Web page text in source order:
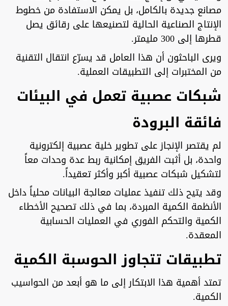
مصانع جديدة بالكامل، بل يمكن الاستفادة من خطوط
الإنتاج الصناعية الحالية لتصنيعها على رقائق يصل
قطرها إلى 300 مليمتر.
ويرى الباحثون أن هذا العامل قد يسرّع انتقال التقنية
من المختبرات إلى التطبيقات العملية.
شبكات عصبية تعمل في البيئات
فائقة البرودة
لم يقتصر الإنجاز على تطوير خلية عصبية إلكترونية
واحدة، بل أثبت الفريق إمكانية ربط عدة وحدات معاً
لتشكيل شبكات عصبية أكبر وأكثر تعقيداً.
وقد يتيح ذلك تنفيذ عمليات معالجة البيانات محلياً داخل
الأنظمة الكمية المبردة، بما في ذلك تصحيح الأخطاء
الكمية والتحكم الفوري في العمليات الحسابية
المعقدة.
تطبيقات تتجاوز الحوسبة الكمية
تمتد أهمية هذا الابتكار إلى ما هو أبعد من الحواسيب
الكمية.